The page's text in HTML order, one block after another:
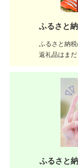
ふるさと
ふるさと納
返礼品はま
ふるさと